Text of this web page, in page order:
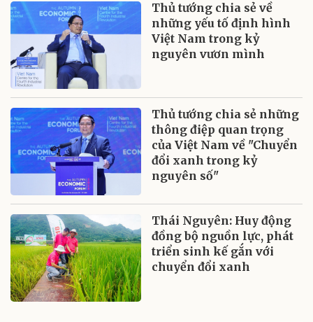
Thủ tướng chia sẻ về
những yếu tố định hình
Việt Nam trong kỷ
nguyên vươn mình
Thủ tướng chia sẻ những
thông điệp quan trọng
của Việt Nam về "Chuyển
đổi xanh trong kỷ
nguyên số"
Thái Nguyên: Huy động
đồng bộ nguồn lực, phát
triển sinh kế gắn với
chuyển đổi xanh